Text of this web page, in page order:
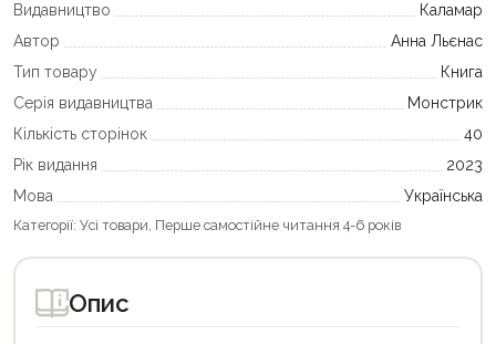
Видавництво
Каламар
Автор
Анна Льєнас
Тип товару
Книга
Серія видавництва
Монстрик
Кількість сторінок
40
Рік видання
2023
Мова
Українська
Категорії: Усі товари, Перше самостійне читання 4-6 років
Опис